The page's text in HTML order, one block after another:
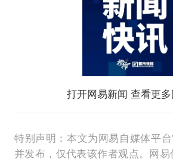
打开网易新闻 查看更
特别声明：本文为网易自媒体平
并发布，仅代表该作者观点。网